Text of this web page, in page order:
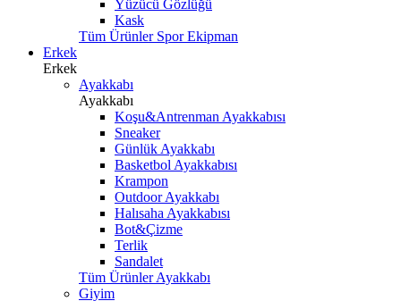
Yüzücü Gözlüğü
Kask
Tüm Ürünler Spor Ekipman
Erkek
Erkek
Ayakkabı
Ayakkabı
Koşu&Antrenman Ayakkabısı
Sneaker
Günlük Ayakkabı
Basketbol Ayakkabısı
Krampon
Outdoor Ayakkabı
Halısaha Ayakkabısı
Bot&Çizme
Terlik
Sandalet
Tüm Ürünler Ayakkabı
Giyim